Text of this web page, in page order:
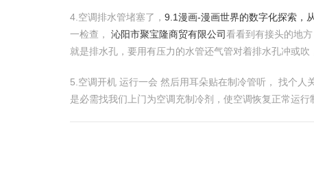
4.空调排水管堵塞了， 9.1漫画-漫画世界的数字化探索，
一检查， 沁阳市聚宝隆商贸有限公司看看到有接头的地
就是排水孔，要用有压力的水管还气管对着排水孔冲或
5.空调开机 运行一会 然后用耳朵贴在制冷管听， 找个
是必需找我们上门为空调充制冷剂，使空调恢复正常运行